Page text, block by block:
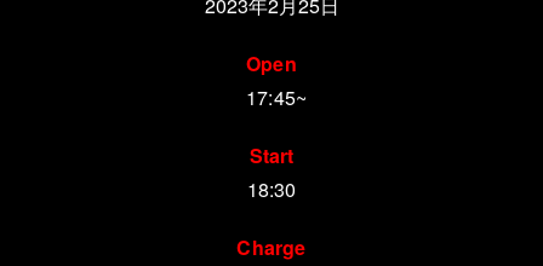
Open
17:45~
Start
18:30
Charge